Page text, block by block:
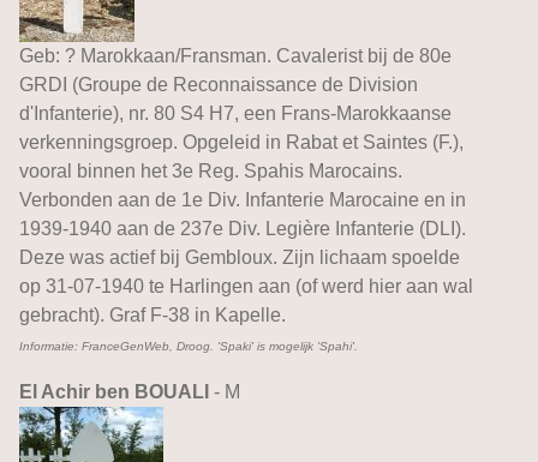
Geb: ? Marokkaan/Fransman. Cavalerist bij de 80e
GRDI (Groupe de Reconnaissance de Division
d'Infanterie), nr. 80 S4 H7, een Frans-Marokkaanse
verkenningsgroep. Opgeleid in Rabat et Saintes (F.),
vooral binnen het 3e Reg. Spahis Marocains.
Verbonden aan de 1e Div. Infanterie Marocaine en in
1939-1940 aan de 237e Div. Legière Infanterie (DLI).
Deze was actief bij Gembloux. Zijn lichaam spoelde
op 31-07-1940 te Harlingen aan (of werd hier aan wal
gebracht). Graf F-38 in Kapelle.
Informatie: FranceGenWeb, Droog. 'Spaki' is mogelijk 'Spahi'.
El Achir ben BOUALI - M